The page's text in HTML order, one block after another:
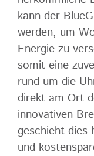
kann der
werden, um
Energie zu
somit eine
rund um die
direkt am Ort
innovativen
geschieht dies
und